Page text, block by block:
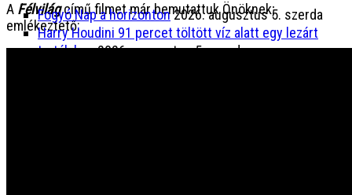
A Félvilágcímű filmet már bemutattuk Önöknek;
emlékeztető:
Fogyó Nap a horizonton2026. augusztus 5. szerda
Harry Houdini 91 percet töltött víz alatt egy lezárt
tartályban2026. augusztus 5. szerda